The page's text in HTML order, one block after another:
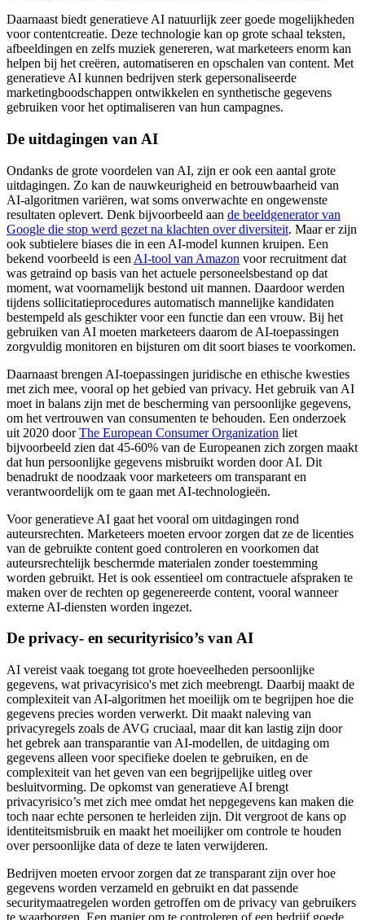
Daarnaast biedt generatieve AI natuurlijk zeer goede mogelijkheden
voor contentcreatie. Deze technologie kan op grote schaal teksten,
afbeeldingen en zelfs muziek genereren, wat marketeers enorm kan
helpen bij het creëren, automatiseren en opschalen van content. Met
generatieve AI kunnen bedrijven sterk gepersonaliseerde
marketingboodschappen ontwikkelen en synthetische gegevens
gebruiken voor het optimaliseren van hun campagnes.
De uitdagingen van AI
Ondanks de grote voordelen van AI, zijn er ook een aantal grote
uitdagingen. Zo kan de nauwkeurigheid en betrouwbaarheid van
AI-algoritmen variëren, wat soms onverwachte en ongewenste
resultaten oplevert. Denk bijvoorbeeld aan de beeldgenerator van
Google die stop werd gezet na klachten over diversiteit. Maar er zijn
ook subtielere biases die in een AI-model kunnen kruipen. Een
bekend voorbeeld is een AI-tool van Amazon voor recruitment dat
was getraind op basis van het actuele personeelsbestand op dat
moment, wat voornamelijk bestond uit mannen. Daardoor werden
tijdens sollicitatieprocedures automatisch mannelijke kandidaten
bestempeld als geschikter voor een functie dan een vrouw. Bij het
gebruiken van AI moeten marketeers daarom de AI-toepassingen
zorgvuldig monitoren en bijsturen om dit soort biases te voorkomen.
Daarnaast brengen AI-toepassingen juridische en ethische kwesties
met zich mee, vooral op het gebied van privacy. Het gebruik van AI
moet in balans zijn met de bescherming van persoonlijke gegevens,
om het vertrouwen van consumenten te behouden. Een onderzoek
uit 2020 doorThe European Consumer Organization liet
bijvoorbeeld zien dat 45-60% van de Europeanen zich zorgen maakt
dat hun persoonlijke gegevens misbruikt worden door AI. Dit
benadrukt de noodzaak voor marketeers om transparant en
verantwoordelijk om te gaan met AI-technologieën.
Voor generatieve AI gaat het vooral om uitdagingen rond
auteursrechten. Marketeers moeten ervoor zorgen dat ze de licenties
van de gebruikte content goed controleren en voorkomen dat
auteursrechtelijk beschermde materialen zonder toestemming
worden gebruikt. Het is ook essentieel om contractuele afspraken te
maken over de rechten op gegenereerde content, vooral wanneer
externe AI-diensten worden ingezet.
De privacy- en securityrisico’s van AI
AI vereist vaak toegang tot grote hoeveelheden persoonlijke
gegevens, wat privacyrisico's met zich meebrengt. Daarbij maakt de
complexiteit van AI-algoritmen het moeilijk om te begrijpen hoe die
gegevens precies worden verwerkt. Dit maakt naleving van
privacyregels zoals de AVG cruciaal, maar dit kan lastig zijn door
het gebrek aan transparantie van AI-modellen, de uitdaging om
gegevens alleen voor specifieke doelen te gebruiken, en de
complexiteit van het geven van een begrijpelijke uitleg over
besluitvorming. De opkomst van generatieve AI brengt
privacyrisico’s met zich mee omdat het nepgegevens kan maken die
toch naar echte personen te herleiden zijn. Dit vergroot de kans op
identiteitsmisbruik en maakt het moeilijker om controle te houden
over persoonlijke data of deze te laten verwijderen.
Bedrijven moeten ervoor zorgen dat ze transparant zijn over hoe
gegevens worden verzameld en gebruikt en dat passende
securitymaatregelen worden getroffen om de privacy van gebruikers